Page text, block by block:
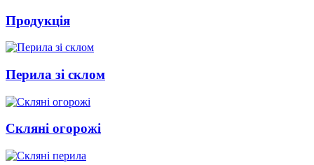
Продукція
Перила зі склом
Скляні огорожі